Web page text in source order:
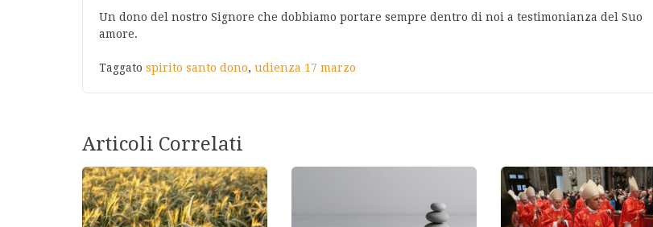
Un dono del nostro Signore che dobbiamo portare sempre dentro di noi a testimonianza del Suo
amore.
Taggato spirito santo dono, udienza 17 marzo
Articoli Correlati